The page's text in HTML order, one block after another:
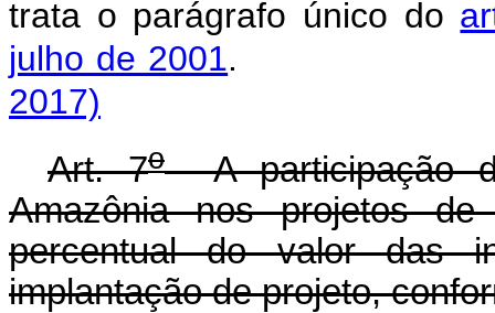
trata o parágrafo único do
julho de 2001
2017)
Art. 7oA participação
Amazônia nos projetos
percentual do valor das
implantação de projeto,